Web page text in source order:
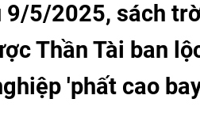
9/5/2025, sách
Thần Tài ban
'phất cao